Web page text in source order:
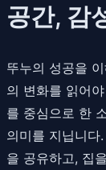
공간, 감
뚜누의 성공을
의 변화를 읽어
를 중심으로 한
의미를 지닙니다
을 공유하고, 집